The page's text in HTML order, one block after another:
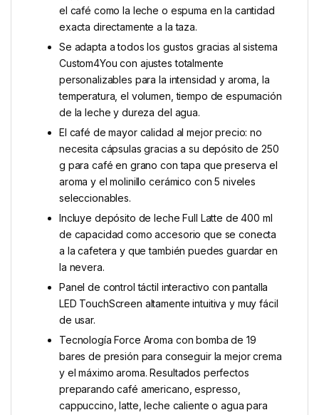
el café como la leche o espuma en la cantidad
exacta directamente a la taza.
Se adapta a todos los gustos gracias al sistema
Custom4You con ajustes totalmente
personalizables para la intensidad y aroma, la
temperatura, el volumen, tiempo de espumación
de la leche y dureza del agua.
El café de mayor calidad al mejor precio: no
necesita cápsulas gracias a su depósito de 250
g para café en grano con tapa que preserva el
aroma y el molinillo cerámico con 5 niveles
seleccionables.
Incluye depósito de leche Full Latte de 400 ml
de capacidad como accesorio que se conecta
a la cafetera y que también puedes guardar en
la nevera.
Panel de control táctil interactivo con pantalla
LED TouchScreen altamente intuitiva y muy fácil
de usar.
Tecnología Force Aroma con bomba de 19
bares de presión para conseguir la mejor crema
y el máximo aroma. Resultados perfectos
preparando café americano, espresso,
cappuccino, latte, leche caliente o agua para